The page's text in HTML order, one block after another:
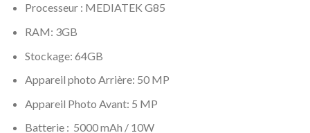
Processeur : MEDIATEK G85
RAM: 3GB
Stockage: 64GB
Appareil photo Arrière: 50 MP
Appareil Photo Avant: 5 MP
Batterie : 5000 mAh / 10W